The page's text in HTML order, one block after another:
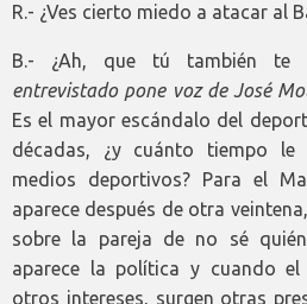
R.- ¿Ves cierto miedo a atacar al
B.- ¿Ah, que tú también te
entrevistado pone voz de José
Es el mayor escándalo del
décadas, ¿y cuánto tiempo le
medios deportivos? Para el
aparece después de otra
sobre la pareja de no sé
aparece la política y cuando
otros intereses, surgen otras